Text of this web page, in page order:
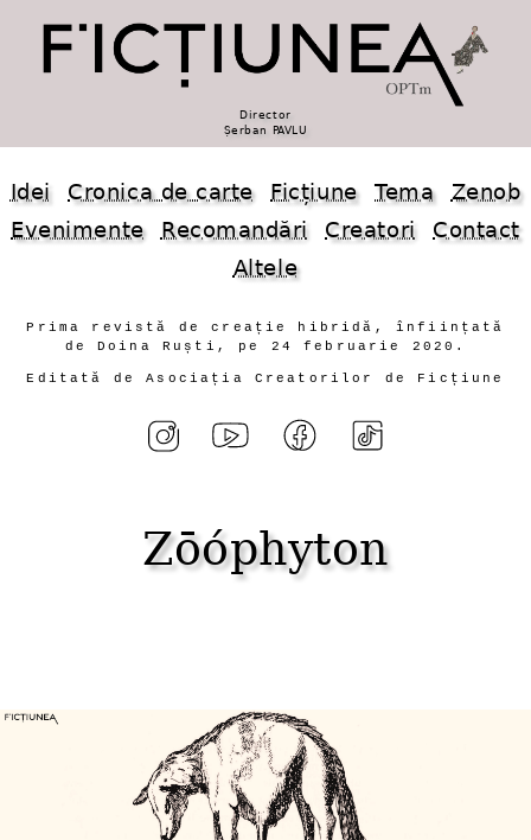
Director
Șerban PAVLU
Idei Cronica de carte Ficțiune Tema
Zenob
Evenimente
Recomandări Creatori
Contact
Altele
Prima revistă de creație hibridă, înființată
de Doina Ruști, pe 24 februarie 2020.
Editată de Asociația Creatorilor de Ficțiune
Zōóphyton